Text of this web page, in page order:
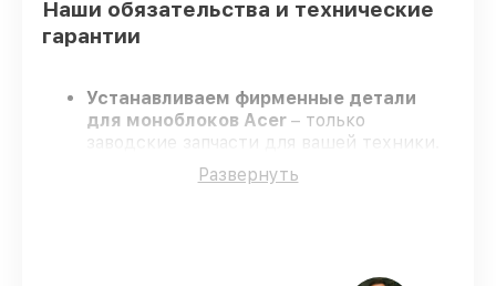
Наши обязательства и технические
гарантии
Устанавливаем фирменные детали
для моноблоков Acer – только
заводские запчасти для вашей техники.
Опытные инженеры
отбор, что гарантирует высокий уровень
Развернуть